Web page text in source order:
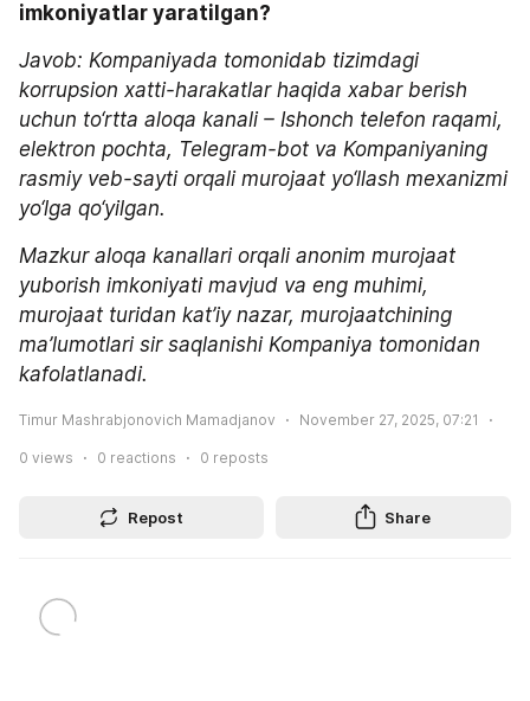
imkoniyatlar yaratilgan?
Javob: Kompaniyada tomonidab tizimdagi
korrupsion xatti-harakatlar haqida xabar berish
uchun to‘rtta aloqa kanali – Ishonch telefon raqami,
elektron pochta, Telegram-bot va Kompaniyaning
rasmiy veb-sayti orqali murojaat yo‘llash mexanizmi
yo‘lga qo‘yilgan.
Mazkur aloqa kanallari orqali anonim murojaat
yuborish imkoniyati mavjud va eng muhimi,
murojaat turidan kat’iy nazar, murojaatchining
ma’lumotlari sir saqlanishi Kompaniya tomonidan
kafolatlanadi.
Timur Mashrabjonovich Mamadjanov November 27, 2025, 07:21
0 views 0 reactions 0 reposts
Repost Share